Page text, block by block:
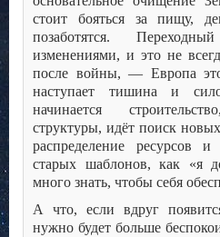
стоит бояться за пищу,
позаботятся.
изменениями, и это не
после войны, — Европа
наступает тишина и
начинается
структуры, идёт поиск
распределение ресурсов
старых шаблонов, как «я
много знать, чтобы себя
А что, если вдруг
нужно будет больше